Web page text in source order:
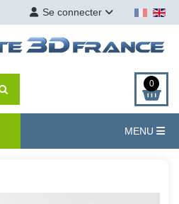
Se connecter
0
MENU